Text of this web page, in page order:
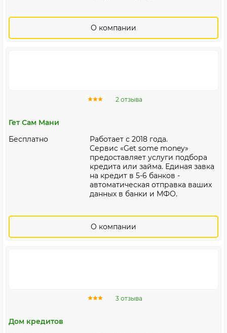
О компании
2 отзыва
Гет Сам Мани
Бесплатно
Работает с 2018 года.
Сервис «Get some money»
предоставляет услуги подбора
кредита или займа. Единая завка
на кредит в 5-6 банков -
автоматическая отправка ваших
данных в банки и МФО.
О компании
3 отзыва
Дом кредитов